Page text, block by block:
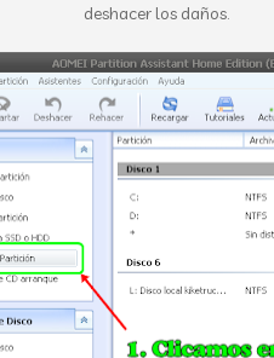
deshacer los daños.